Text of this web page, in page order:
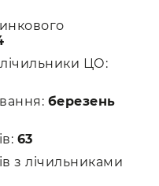
лічильники ЦО:
березень
63
з лічильниками